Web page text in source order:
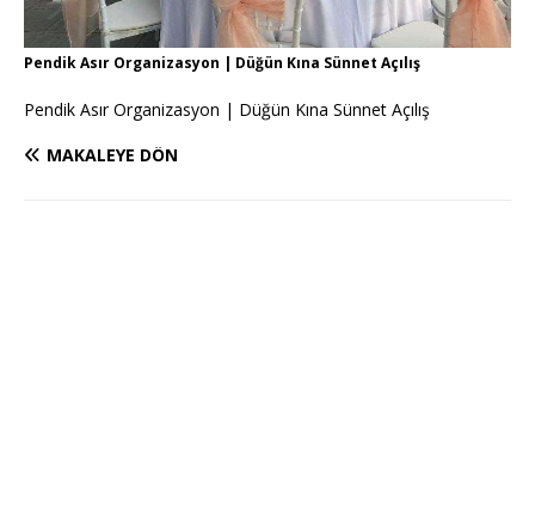
Pendik Asır Organizasyon | Düğün Kına Sünnet Açılış
Pendik Asır Organizasyon | Düğün Kına Sünnet Açılış
MAKALEYE DÖN